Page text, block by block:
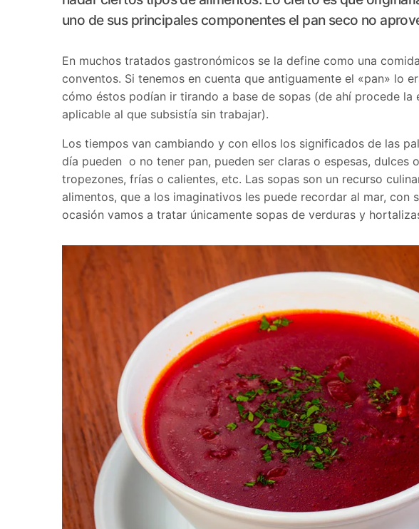
uno de sus principales componentes el pan seco no
En muchos tratados gastronómicos se la define como una
conventos. Si tenemos en cuenta que antiguamente el «pan» lo
cómo éstos podían ir tirando a base de sopas (de ahí procede la
aplicable al que subsistía sin trabajar).
Los tiempos van cambiando y con ellos los significados de las
día pueden o no tener pan, pueden ser claras o espesas, dulces
tropezones, frías o calientes, etc. Las sopas son un recurso
alimentos, que a los imaginativos les puede recordar al mar, con
ocasión vamos a tratar únicamente sopas de verduras y